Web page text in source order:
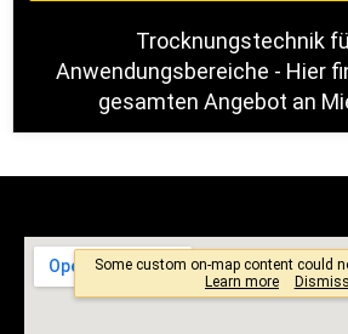
Trocknungstechnik
Anwendungsbereiche - Hier
gesamten Angebot an